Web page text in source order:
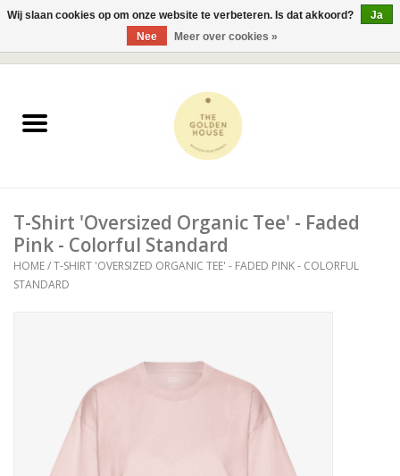
JUWELEN
ACCESSOIRES
BESTSELLERS
T-Shirt 'Oversized Organic Tee' - Faded
Pink - Colorful Standard
HOME/T-SHIRT 'OVERSIZED ORGANIC TEE' - FADED PINK - COLORFUL
STANDARD
Wij slaan cookies op om onze website te verbeteren. Is dat akkoord?
Ja
Nee
Meer over cookies »